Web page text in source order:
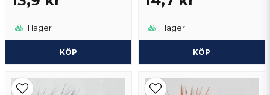
I lager
KÖP
I lager
KÖP
Skicka fråga